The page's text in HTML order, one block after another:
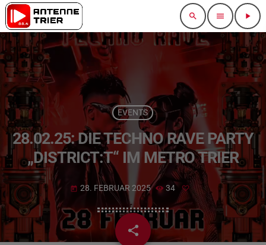
search menu play_arrow
EVENTS
28.02.25: DIE TECHNO RAVE PARTY
„DISTRICT:T“ IM METRO TRIER
today 28. FEBRUAR 2025 34
share
email